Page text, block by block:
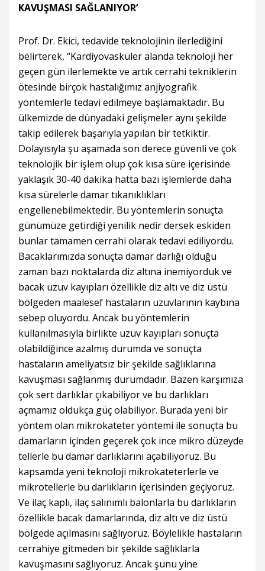
KAVUŞMASI SAĞLANIYOR’
Prof. Dr. Ekici, tedavide teknolojinin ilerlediğini
belirterek, “Kardiyovasküler alanda teknoloji her
geçen gün ilerlemekte ve artık cerrahi tekniklerin
ötesinde birçok hastalığımız anjiyografik
yöntemlerle tedavi edilmeye başlamaktadır. Bu
ülkemizde de dünyadaki gelişmeler aynı şekilde
takip edilerek başarıyla yapılan bir tetkiktir.
Dolayısıyla şu aşamada son derece güvenli ve çok
teknolojik bir işlem olup çok kısa süre içerisinde
yaklaşık 30-40 dakika hatta bazı işlemlerde daha
kısa sürelerle damar tıkanıklıkları
engellenebilmektedir. Bu yöntemlerin sonuçta
günümüze getirdiği yenilik nedir dersek eskiden
bunlar tamamen cerrahi olarak tedavi ediliyordu.
Bacaklarımızda sonuçta damar darlığı olduğu
zaman bazı noktalarda diz altına inemiyorduk ve
bacak uzuv kayıpları özellikle diz altı ve diz üstü
bölgeden maalesef hastaların uzuvlarının kaybına
sebep oluyordu. Ancak bu yöntemlerin
kullanılmasıyla birlikte uzuv kayıpları sonuçta
olabildiğince azalmış durumda ve sonuçta
hastaların ameliyatsız bir şekilde sağlıklarına
kavuşması sağlanmış durumdadır. Bazen karşımıza
çok sert darlıklar çıkabiliyor ve bu darlıkları
açmamız oldukça güç olabiliyor. Burada yeni bir
yöntem olan mikrokateter yöntemi ile sonuçta bu
damarların içinden geçerek çok ince mikro düzeyde
tellerle bu damar darlıklarını açabiliyoruz. Bu
kapsamda yeni teknoloji mikrokateterlerle ve
mikrotellerle bu darlıkların içerisinden geçiyoruz.
Ve ilaç kaplı, ilaç salınımlı balonlarla bu darlıkların
özellikle bacak damarlarında, diz altı ve diz üstü
bölgede açılmasını sağlıyoruz. Böylelikle hastaların
cerrahiye gitmeden bir şekilde sağlıklarla
kavuşmasını sağlıyoruz. Ancak şunu yine